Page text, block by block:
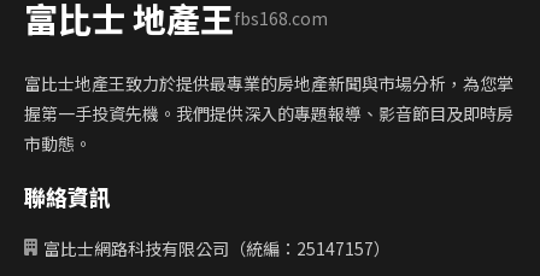
富比士 地產王fbs168.com
富比士地產王致力於提供最專業的房地產新聞與市場分析，為您掌
握第一手投資先機。我們提供深入的專題報導、影音節目及即時房
市動態。
聯絡資訊
富比士網路科技有限公司（統編：25147157）